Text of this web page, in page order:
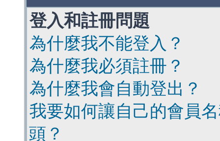
登入和註冊問題
為什麼我不能登入？
為什麼我必須註冊？
為什麼我會自動登出？
我要如何讓自己的會員
頭？